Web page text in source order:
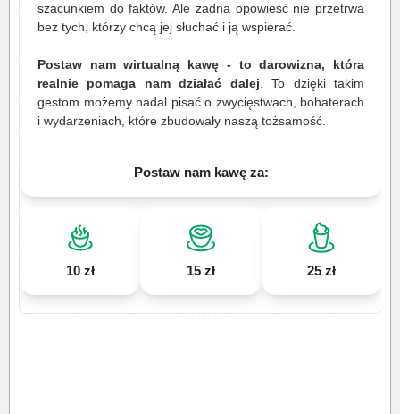
szacunkiem do faktów. Ale żadna opowieść nie przetrwa
bez tych, którzy chcą jej słuchać i ją wspierać.
Postaw nam wirtualną kawę - to darowizna, która
realnie pomaga nam działać dalej . To dzięki takim
gestom możemy nadal pisać o zwycięstwach, bohaterach
i wydarzeniach, które zbudowały naszą tożsamość.
Postaw nam kawę za:
10 zł 15 zł 25 zł